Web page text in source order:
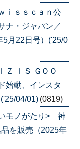
ｉｓｓｃａｎ公
ナ・ジャパン／
5月22日号）('25/0
Ｚ ＩＳ ＧＯＯ
始動、インスタ
04/01) (0819)
モノがたり> 神
を販売（2025年